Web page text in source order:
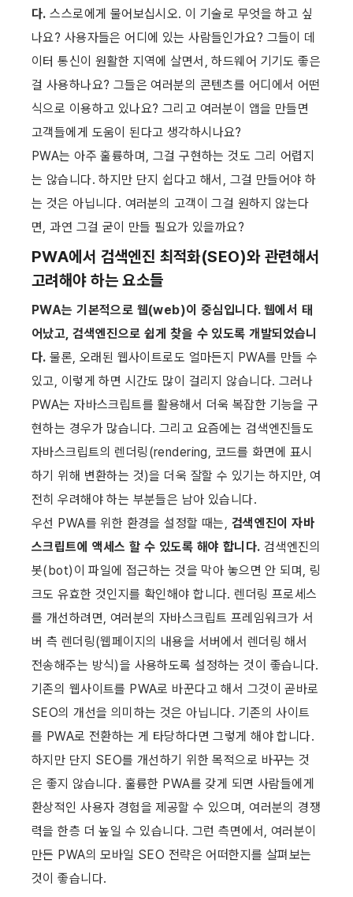
다. 스스로에게 물어보십시오. 이 기술로 무엇을 하고 싶
나요? 사용자들은 어디에 있는 사람들인가요? 그들이 데
이터 통신이 원활한 지역에 살면서, 하드웨어 기기도 좋은
걸 사용하나요? 그들은 여러분의 콘텐츠를 어디에서 어떤
식으로 이용하고 있나요? 그리고 여러분이 앱을 만들면
고객들에게 도움이 된다고 생각하시나요?
PWA는 아주 훌륭하며, 그걸 구현하는 것도 그리 어렵지
는 않습니다. 하지만 단지 쉽다고 해서, 그걸 만들어야 하
는 것은 아닙니다. 여러분의 고객이 그걸 원하지 않는다
면, 과연 그걸 굳이 만들 필요가 있을까요?
PWA에서 검색엔진 최적화(SEO)와 관련해서
고려해야 하는 요소들
PWA는 기본적으로 웹(web)이 중심입니다. 웹에서 태
어났고, 검색엔진으로 쉽게 찾을 수 있도록 개발되었습니
다. 물론, 오래된 웹사이트로도 얼마든지 PWA를 만들 수
있고, 이렇게 하면 시간도 많이 걸리지 않습니다. 그러나
PWA는 자바스크립트를 활용해서 더욱 복잡한 기능을 구
현하는 경우가 많습니다. 그리고 요즘에는 검색엔진들도
자바스크립트의 렌더링(rendering, 코드를 화면에 표시
하기 위해 변환하는 것)을 더욱 잘할 수 있기는 하지만, 여
전히 우려해야 하는 부분들은 남아 있습니다.
우선 PWA를 위한 환경을 설정할 때는, 검색엔진이 자바
스크립트에 액세스 할 수 있도록 해야 합니다. 검색엔진의
봇(bot)이 파일에 접근하는 것을 막아 놓으면 안 되며, 링
크도 유효한 것인지를 확인해야 합니다. 렌더링 프로세스
를 개선하려면, 여러분의 자바스크립트 프레임워크가 서
버 측 렌더링(웹페이지의 내용을 서버에서 렌더링 해서
전송해주는 방식)을 사용하도록 설정하는 것이 좋습니다.
기존의 웹사이트를 PWA로 바꾼다고 해서 그것이 곧바로
SEO의 개선을 의미하는 것은 아닙니다. 기존의 사이트
를 PWA로 전환하는 게 타당하다면 그렇게 해야 합니다.
하지만 단지 SEO를 개선하기 위한 목적으로 바꾸는 것
은 좋지 않습니다. 훌륭한 PWA를 갖게 되면 사람들에게
환상적인 사용자 경험을 제공할 수 있으며, 여러분의 경쟁
력을 한층 더 높일 수 있습니다. 그런 측면에서, 여러분이
만든 PWA의 모바일 SEO 전략은 어떠한지를 살펴보는
것이 좋습니다.